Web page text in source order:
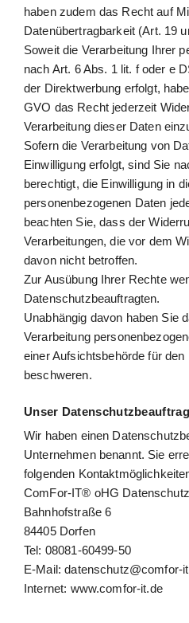
haben zudem das Recht auf
Datenübertragbarkeit (Art. 19
Soweit die Verarbeitung Ihrer
nach Art. 6 Abs. 1 lit. f oder e
der Direktwerbung erfolgt,
GVO das Recht jederzeit
Verarbeitung dieser Daten
Sofern die Verarbeitung von
Einwilligung erfolgt, sind Sie
berechtigt, die Einwilligung in
personenbezogenen Daten
beachten Sie, dass der
Verarbeitungen, die vor dem
davon nicht betroffen.
Zur Ausübung Ihrer Rechte
Datenschutzbeauftragten.
Unabhängig davon haben Sie
Verarbeitung
einer Aufsichtsbehörde für
beschweren.
Unser
Wir haben einen
Unternehmen benannt. Sie
folgenden
ComFor-IT® oHG Datenschutz
Bahnhofstraße 6
84405 Dorfen
Tel: 08081-60499-50
E-Mail: datenschutz@comfor-
Internet: www.comfor-it.de